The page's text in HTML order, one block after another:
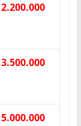
2.200.000
3.500.000
5.000.000